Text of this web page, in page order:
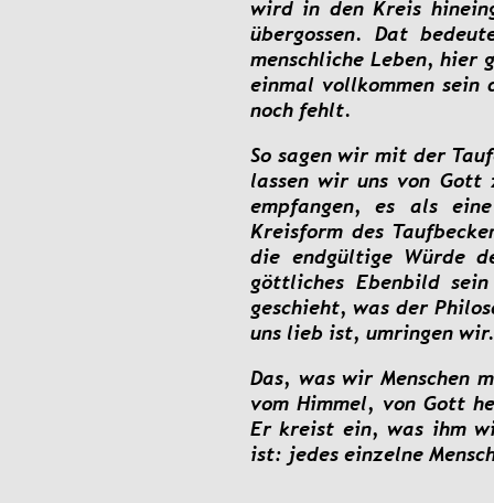
wird in den Kreis
übergossen. Dat
menschliche Leben, hier
einmal vollkommen sein
noch fehlt.
So sagen wir mit der
lassen wir uns von Gott
empfangen,
es als eine
Kreisform des
die endgültige Würde
göttliches Ebenbild sein
geschieht, was der
uns lieb ist, umringen
Das, was wir Menschen
vom Himmel, von Gott
Er kreist ein, was ihm
ist: jedes einzelne